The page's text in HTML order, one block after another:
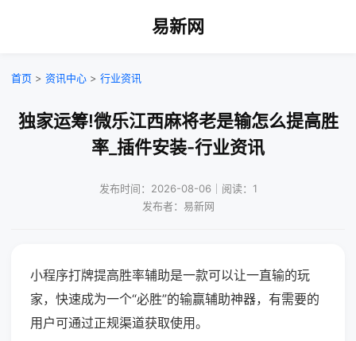
易新网
首页 > 资讯中心 > 行业资讯
独家运筹!微乐江西麻将老是输怎么提高胜
率_插件安装-行业资讯
发布时间：2026-08-06｜阅读：1
发布者：易新网
小程序打牌提高胜率辅助是一款可以让一直输的玩
家，快速成为一个“必胜”的输赢辅助神器，有需要的
用户可通过正规渠道获取使用。